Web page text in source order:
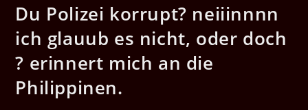
Du Polizei korrupt? neiiinnnn
ich glauub es nicht, oder doch
? erinnert mich an die
Philippinen.